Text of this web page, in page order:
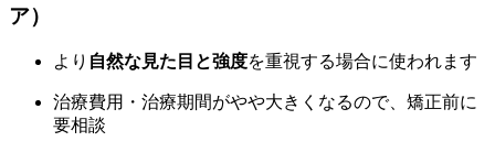
ア）
より 自然な見た目と強度を重視する場合に使われます
治療費用・治療期間がやや大きくなるので、矯正前に
要相談